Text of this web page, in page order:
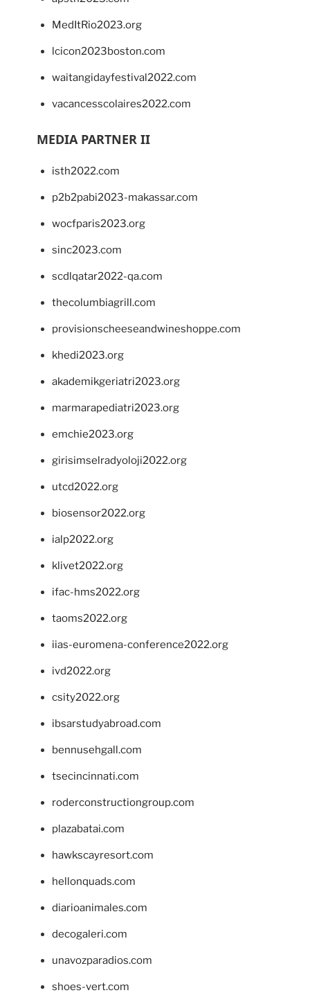
MedItRio2023.org
lcicon2023boston.com
waitangidayfestival2022.com
vacancesscolaires2022.com
MEDIA PARTNER II
isth2022.com
p2b2pabi2023-makassar.com
wocfparis2023.org
sinc2023.com
scdlqatar2022-qa.com
thecolumbiagrill.com
provisionscheeseandwineshoppe.com
khedi2023.org
akademikgeriatri2023.org
marmarapediatri2023.org
emchie2023.org
girisimselradyoloji2022.org
utcd2022.org
biosensor2022.org
ialp2022.org
klivet2022.org
ifac-hms2022.org
taoms2022.org
iias-euromena-conference2022.org
ivd2022.org
csity2022.org
ibsarstudyabroad.com
bennusehgall.com
tsecincinnati.com
roderconstructiongroup.com
plazabatai.com
hawkscayresort.com
hellonquads.com
diarioanimales.com
decogaleri.com
unavozparadios.com
shoes-vert.com